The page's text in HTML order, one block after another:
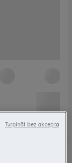
Turpināt bez akcepta